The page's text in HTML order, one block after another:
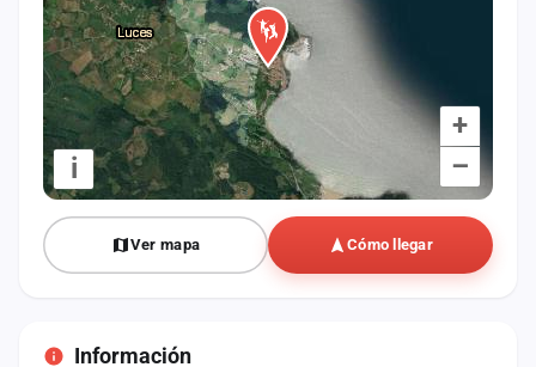
+
–
i
Ver mapa Cómo llegar
Información